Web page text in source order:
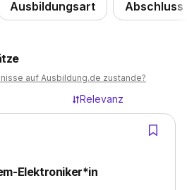
Ausbildungsart Abschluss
auf Ausbildung.de zustande?
Relevanz
Elektroniker*in